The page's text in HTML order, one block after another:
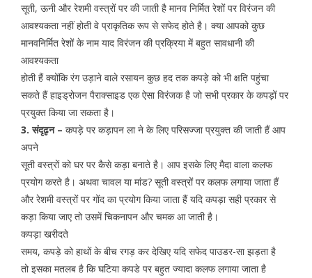
सूती, ऊनी और रेशमी वस्त्रों पर की जाती है मानव निर्मित रेशों पर विरंजन की
आवश्यकता नहीं होती वे प्राकृतिक रूप से सफेद होते है। क्या आपको कुछ
मानवनिर्मित रेशों के नाम याद विरंजन की प्रक्रिया में बहुत सावधानी की
आवश्यकता
होती हैं क्योंकि रंग उड़ाने वाले रसायन कुछ हद तक कपड़े को भी क्षति पहुंचा
सकते हैं हाइड्रोजन पैराक्साइड एक ऐसा विरंजक है जो सभी प्रकार के कपड़ों पर
प्रयुक्त किया जा सकता है।
3. संदृढृन – कपड़े पर कड़ापन ला ने के लिए परिसज्जा प्रयुक्त की जाती हैं आप
अपने
सूती वस्त्रों को घर पर कैसे कड़ा बनाते है। आप इसके लिए मैदा वाला कलफ
प्रयोग करते है। अथवा चावल या मांड? सूती वस्त्रों पर कलफ लगाया जाता हैं
और रेशमी वस्त्रों पर गोंद का प्रयोग किया जाता हैं यदि कपड़ा सही प्रकार से
कड़ा किया जाए तो उसमें चिकनापन और चमक आ जाती है।
कपड़ा खरीदते
समय, कपड़े को हाथों के बीच रगड़ कर देखिए यदि सफेद पाउडर-सा झड़ता है
तो इसका मतलब है कि घटिया कपडे पर बहुत ज्यादा कलफ लगाया जाता है